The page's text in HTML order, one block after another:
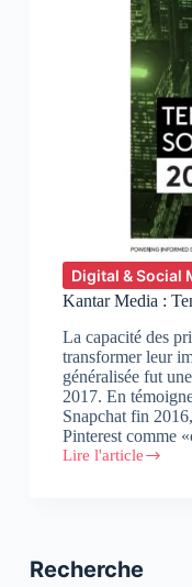
Digital & Social
Kantar Media :
La capacité des
transformer leur
généralisée fut
2017. En
Snapchat fin
Pinterest comme
Lire l'article
Kantar
2018
Recherche